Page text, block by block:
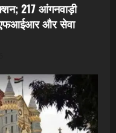
217 आंगनवाड़ी
एफआईआर और सेवा